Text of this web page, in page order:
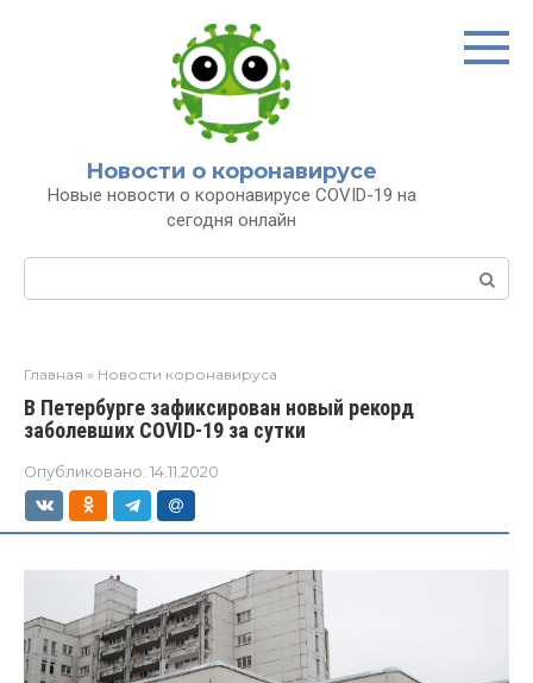
Новости о коронавирусе
Новые новости о коронавирусе COVID-19 на
сегодня онлайн
Главная » Новости коронавируса
В Петербурге зафиксирован новый рекорд
заболевших COVID-19 за сутки
Опубликовано: 14.11.2020